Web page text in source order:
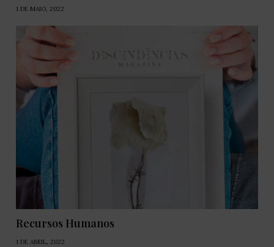
1 DE MAIO, 2022
Recursos Humanos
1 DE ABRIL, 2022